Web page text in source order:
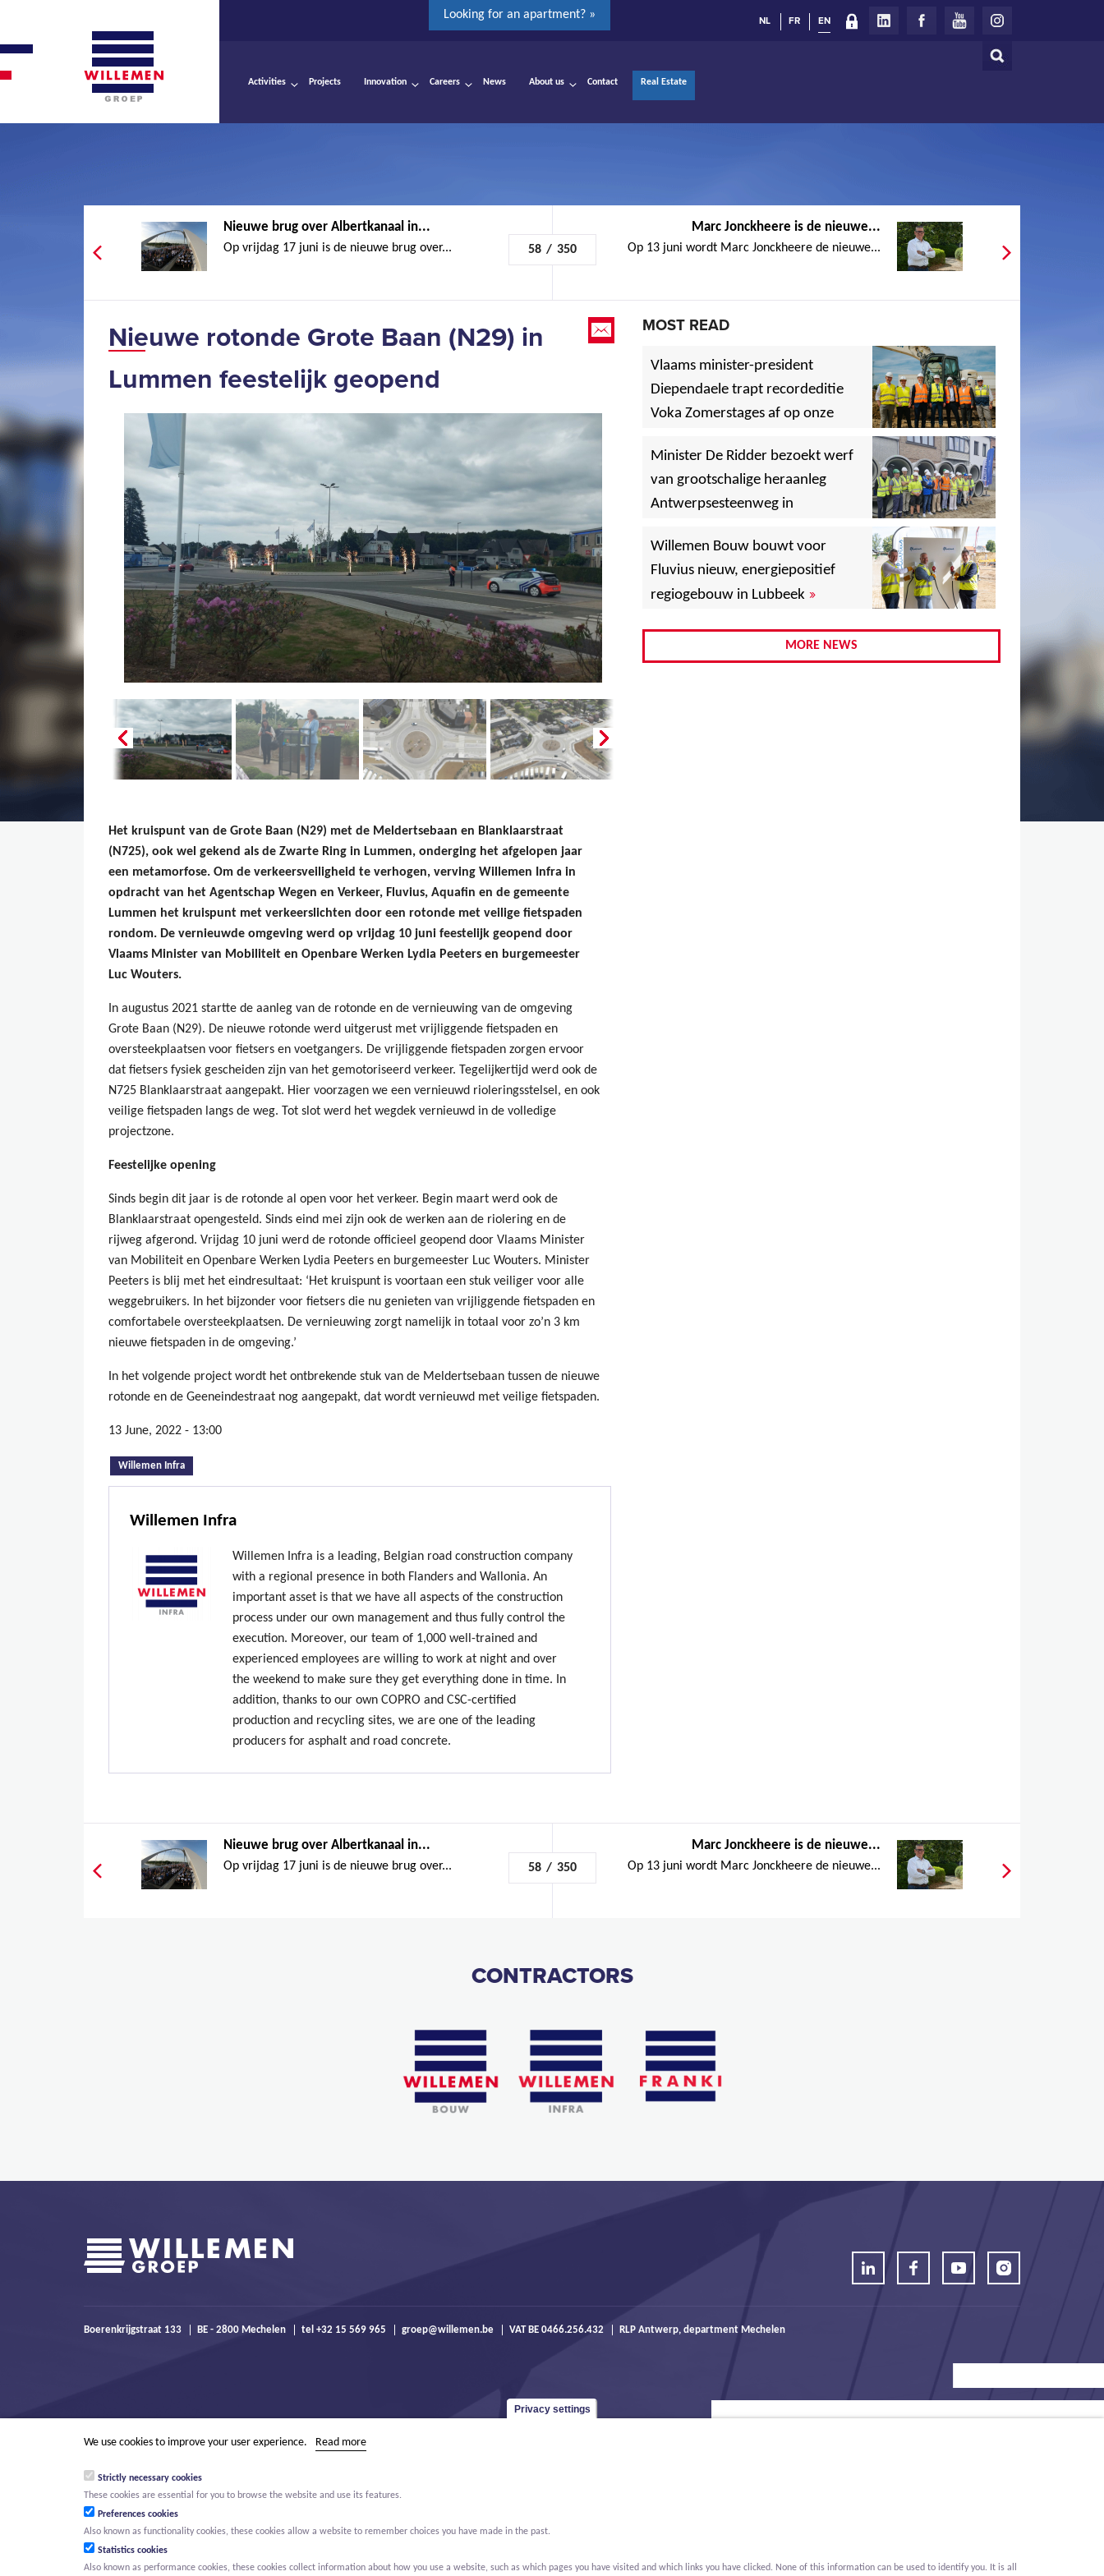
Looking for an apartment? »
Search
NL FR EN
Activities Projects Innovation Careers News About us Contact Real Estate
Nieuwe brug over Albertkanaal in...
Op vrijdag 17 juni is de nieuwe brug over... 58 / 350
Marc Jonckheere is de nieuwe...
Op 13 juni wordt Marc Jonckheere de nieuwe...
Nieuwe rotonde Grote Baan (N29) in
Lummen feestelijk geopend
Het kruispunt van de Grote Baan (N29) met de Meldertsebaan en Blanklaarstraat
(N725), ook wel gekend als de Zwarte Ring in Lummen, onderging het afgelopen jaar
een metamorfose. Om de verkeersveiligheid te verhogen, verving Willemen Infra in
opdracht van het Agentschap Wegen en Verkeer, Fluvius, Aquafin en de gemeente
Lummen het kruispunt met verkeerslichten door een rotonde met veilige fietspaden
rondom. De vernieuwde omgeving werd op vrijdag 10 juni feestelijk geopend door
Vlaams Minister van Mobiliteit en Openbare Werken Lydia Peeters en burgemeester
Luc Wouters.
In augustus 2021 startte de aanleg van de rotonde en de vernieuwing van de omgeving
Grote Baan (N29). De nieuwe rotonde werd uitgerust met vrijliggende fietspaden en
oversteekplaatsen voor fietsers en voetgangers. De vrijliggende fietspaden zorgen ervoor
dat fietsers fysiek gescheiden zijn van het gemotoriseerd verkeer. Tegelijkertijd werd ook de
N725 Blanklaarstraat aangepakt. Hier voorzagen we een vernieuwd rioleringsstelsel, en ook
veilige fietspaden langs de weg. Tot slot werd het wegdek vernieuwd in de volledige
projectzone.
Feestelijke opening
Sinds begin dit jaar is de rotonde al open voor het verkeer. Begin maart werd ook de
Blanklaarstraat opengesteld. Sinds eind mei zijn ook de werken aan de riolering en de
rijweg afgerond. Vrijdag 10 juni werd de rotonde officieel geopend door Vlaams Minister
van Mobiliteit en Openbare Werken Lydia Peeters en burgemeester Luc Wouters. Minister
Peeters is blij met het eindresultaat: ‘Het kruispunt is voortaan een stuk veiliger voor alle
weggebruikers. In het bijzonder voor fietsers die nu genieten van vrijliggende fietspaden en
comfortabele oversteekplaatsen. De vernieuwing zorgt namelijk in totaal voor zo’n 3 km
nieuwe fietspaden in de omgeving.’
In het volgende project wordt het ontbrekende stuk van de Meldertsebaan tussen de nieuwe
rotonde en de Geeneindestraat nog aangepakt, dat wordt vernieuwd met veilige fietspaden.
13 June, 2022 - 13:00
Willemen Infra
Willemen Infra
Willemen Infra is a leading, Belgian road construction company
with a regional presence in both Flanders and Wallonia. An
important asset is that we have all aspects of the construction
process under our own management and thus fully control the
execution. Moreover, our team of 1,000 well-trained and
experienced employees are willing to work at night and over
the weekend to make sure they get everything done in time. In
addition, thanks to our own COPRO and CSC-certified
production and recycling sites, we are one of the leading
producers for asphalt and road concrete.
MOST READ
Vlaams minister-president
Diependaele trapt recordeditie
Voka Zomerstages af op onze
,
,
Minister De Ridder bezoekt werf
van grootschalige heraanleg
Antwerpsesteenweg in
,
Willemen Bouw bouwt voor
Fluvius nieuw, energiepositief
regiogebouw in Lubbeek »
MORE NEWS
Nieuwe brug over Albertkanaal in...
Op vrijdag 17 juni is de nieuwe brug over... 58 / 350
Marc Jonckheere is de nieuwe...
Op 13 juni wordt Marc Jonckheere de nieuwe...
CONTRACTORS
Boerenkrijgstraat 133 BE - 2800 Mechelen tel +32 15 569 965 groep@willemen.be VAT BE 0466.256.432 RLP Antwerp, department Mechelen
Privacy settings
We use cookies to improve your user experience. Read more
Strictly necessary cookies
These cookies are essential for you to browse the website and use its features.
Preferences cookies
Also known as functionality cookies, these cookies allow a website to remember choices you have made in the past.
Statistics cookies
Also known as performance cookies, these cookies collect information about how you use a website, such as which pages you have visited and which links you have clicked. None of this information can be used to identify you. It is all